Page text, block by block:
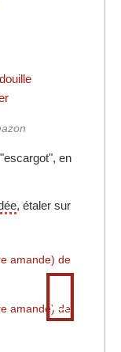
en
, étaler sur